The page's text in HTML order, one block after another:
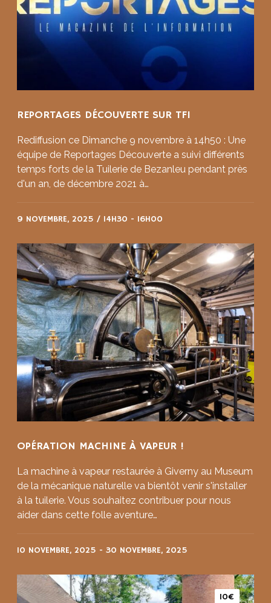
REPORTAGES DÉCOUVERTE SUR TF1
Rediffusion ce Dimanche 9 novembre à 14h50 : Une
équipe de Reportages Découverte a suivi différents
temps forts de la Tuilerie de Bezanleu pendant près
d'un an, de décembre 2021 à…
9 NOVEMBRE, 2025 / 14H30 - 16H00
OPÉRATION MACHINE À VAPEUR !
La machine à vapeur restaurée à Giverny au Museum
de la mécanique naturelle va bientôt venir s'installer
à la tuilerie. Vous souhaitez contribuer pour nous
aider dans cette folle aventure…
10 NOVEMBRE, 2025 - 30 NOVEMBRE, 2025
10€